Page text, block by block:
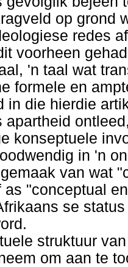
op grond
redes
voorheen
'n taal wat
formele en
in die hierdie
apartheid
konseptuele
in 'n
van wat
as "conceptual
se
struktuur
om aan te